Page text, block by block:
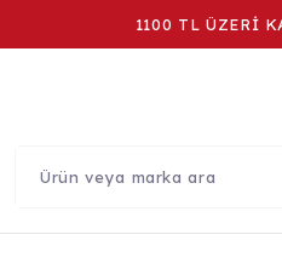
1100 TL ÜZERİ